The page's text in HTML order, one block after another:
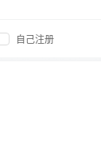
自己注册